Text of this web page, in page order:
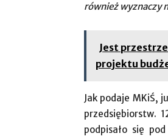
również wyznaczy
Jest
projektu
Jak podaje MKiŚ,
przedsiębiorstw.
podpisało się